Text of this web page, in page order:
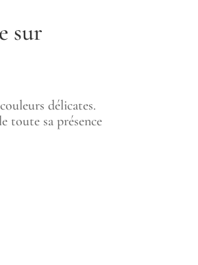
sur
délicates.
toute sa présence